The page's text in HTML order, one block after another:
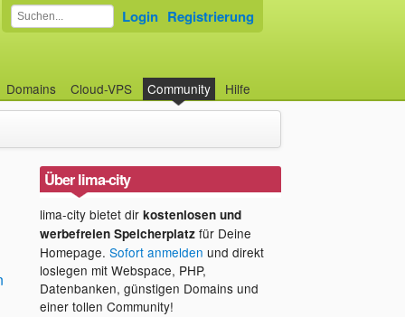
Domains Cloud-VPS Community Hilfe
Login Registrierung
Über lima-city
lima-city bietet dir kostenlosen und
werbefreien Speicherplatzfür Deine
Homepage. Sofort anmelden und direkt
loslegen mit Webspace, PHP,
Datenbanken, günstigen Domains und
einer tollen Community!